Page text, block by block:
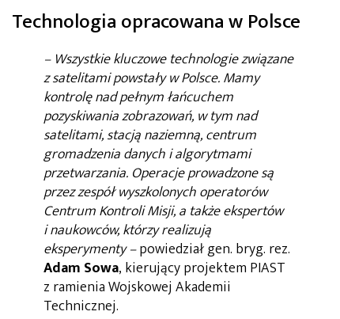
Technologia opracowana w Polsce
– Wszystkie kluczowe technologie związane
z satelitami powstały w Polsce. Mamy
kontrolę nad pełnym łańcuchem
pozyskiwania zobrazowań, w tym nad
satelitami, stacją naziemną, centrum
gromadzenia danych i algorytmami
przetwarzania. Operacje prowadzone są
przez zespół wyszkolonych operatorów
Centrum Kontroli Misji, a także ekspertów
i naukowców, którzy realizują
eksperymenty –powiedział gen. bryg. rez.
Adam Sowa, kierujący projektem PIAST
z ramienia Wojskowej Akademii
Technicznej.